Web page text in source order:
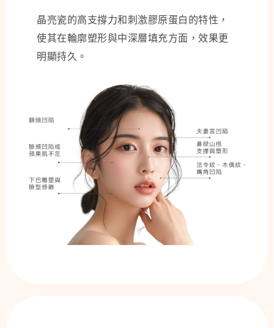
晶亮瓷的高支撐力和刺激膠原蛋白的特性，
使其在輪廓塑形與中深層填充方面，效果更
明顯持久。